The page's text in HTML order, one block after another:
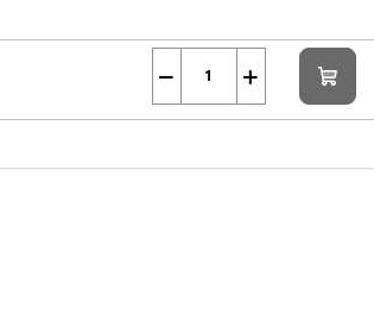
+
− Do
košíku